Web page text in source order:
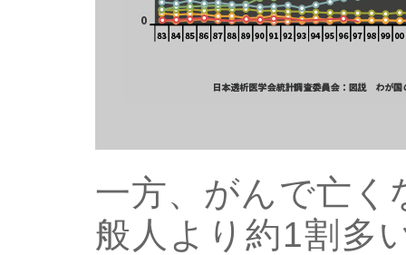
一方、がんで亡く
般人より約1割多